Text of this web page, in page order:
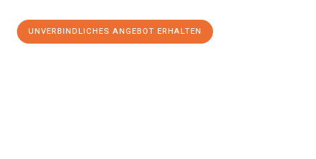
UNVERBINDLICHES ANGEBOT ERHALTEN